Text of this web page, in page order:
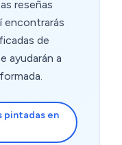
el primer día
reseñas
encontrarás
de
ayudarán a
pintadas en